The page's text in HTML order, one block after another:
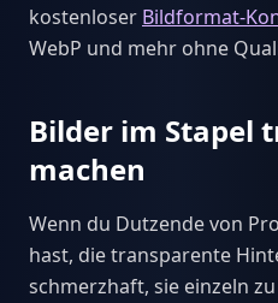
kostenloser Bildformat-
WebP und mehr ohne
Bilder im Stapel
machen
Wenn du Dutzende von
hast, die transparente
schmerzhaft, sie einzeln